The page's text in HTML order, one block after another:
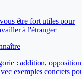
être fort utiles pour
à l'étranger.
: addition,
exemples concrets